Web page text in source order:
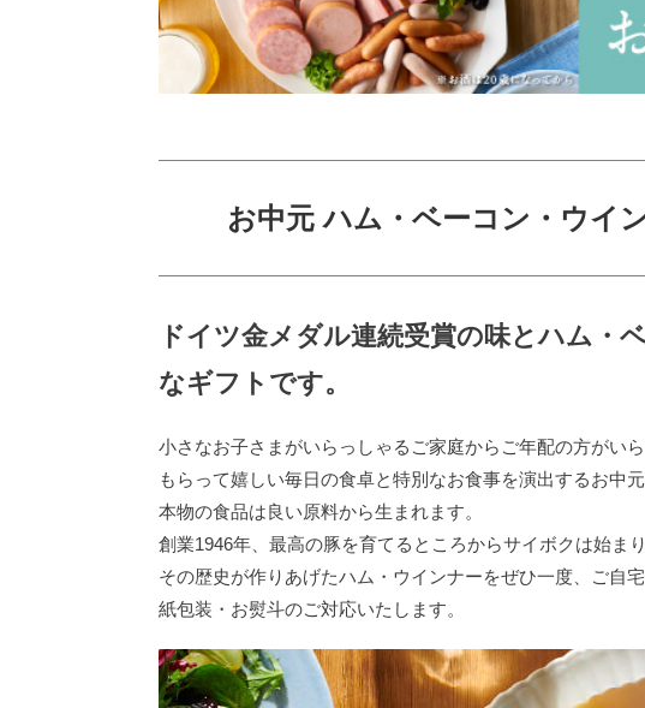
お中元 ハム・ベーコン・ウイ
ドイツ金メダル連続受賞の味とハム・
なギフトです。
小さなお子さまがいらっしゃるご家庭からご年配の方がいら
もらって嬉しい毎日の食卓と特別なお食事を演出するお中元
本物の食品は良い原料から生まれます。
創業1946年、最高の豚を育てるところからサイボクは始まり
その歴史が作りあげたハム・ウインナーをぜひ一度、ご自宅
紙包装・お熨斗のご対応いたします。